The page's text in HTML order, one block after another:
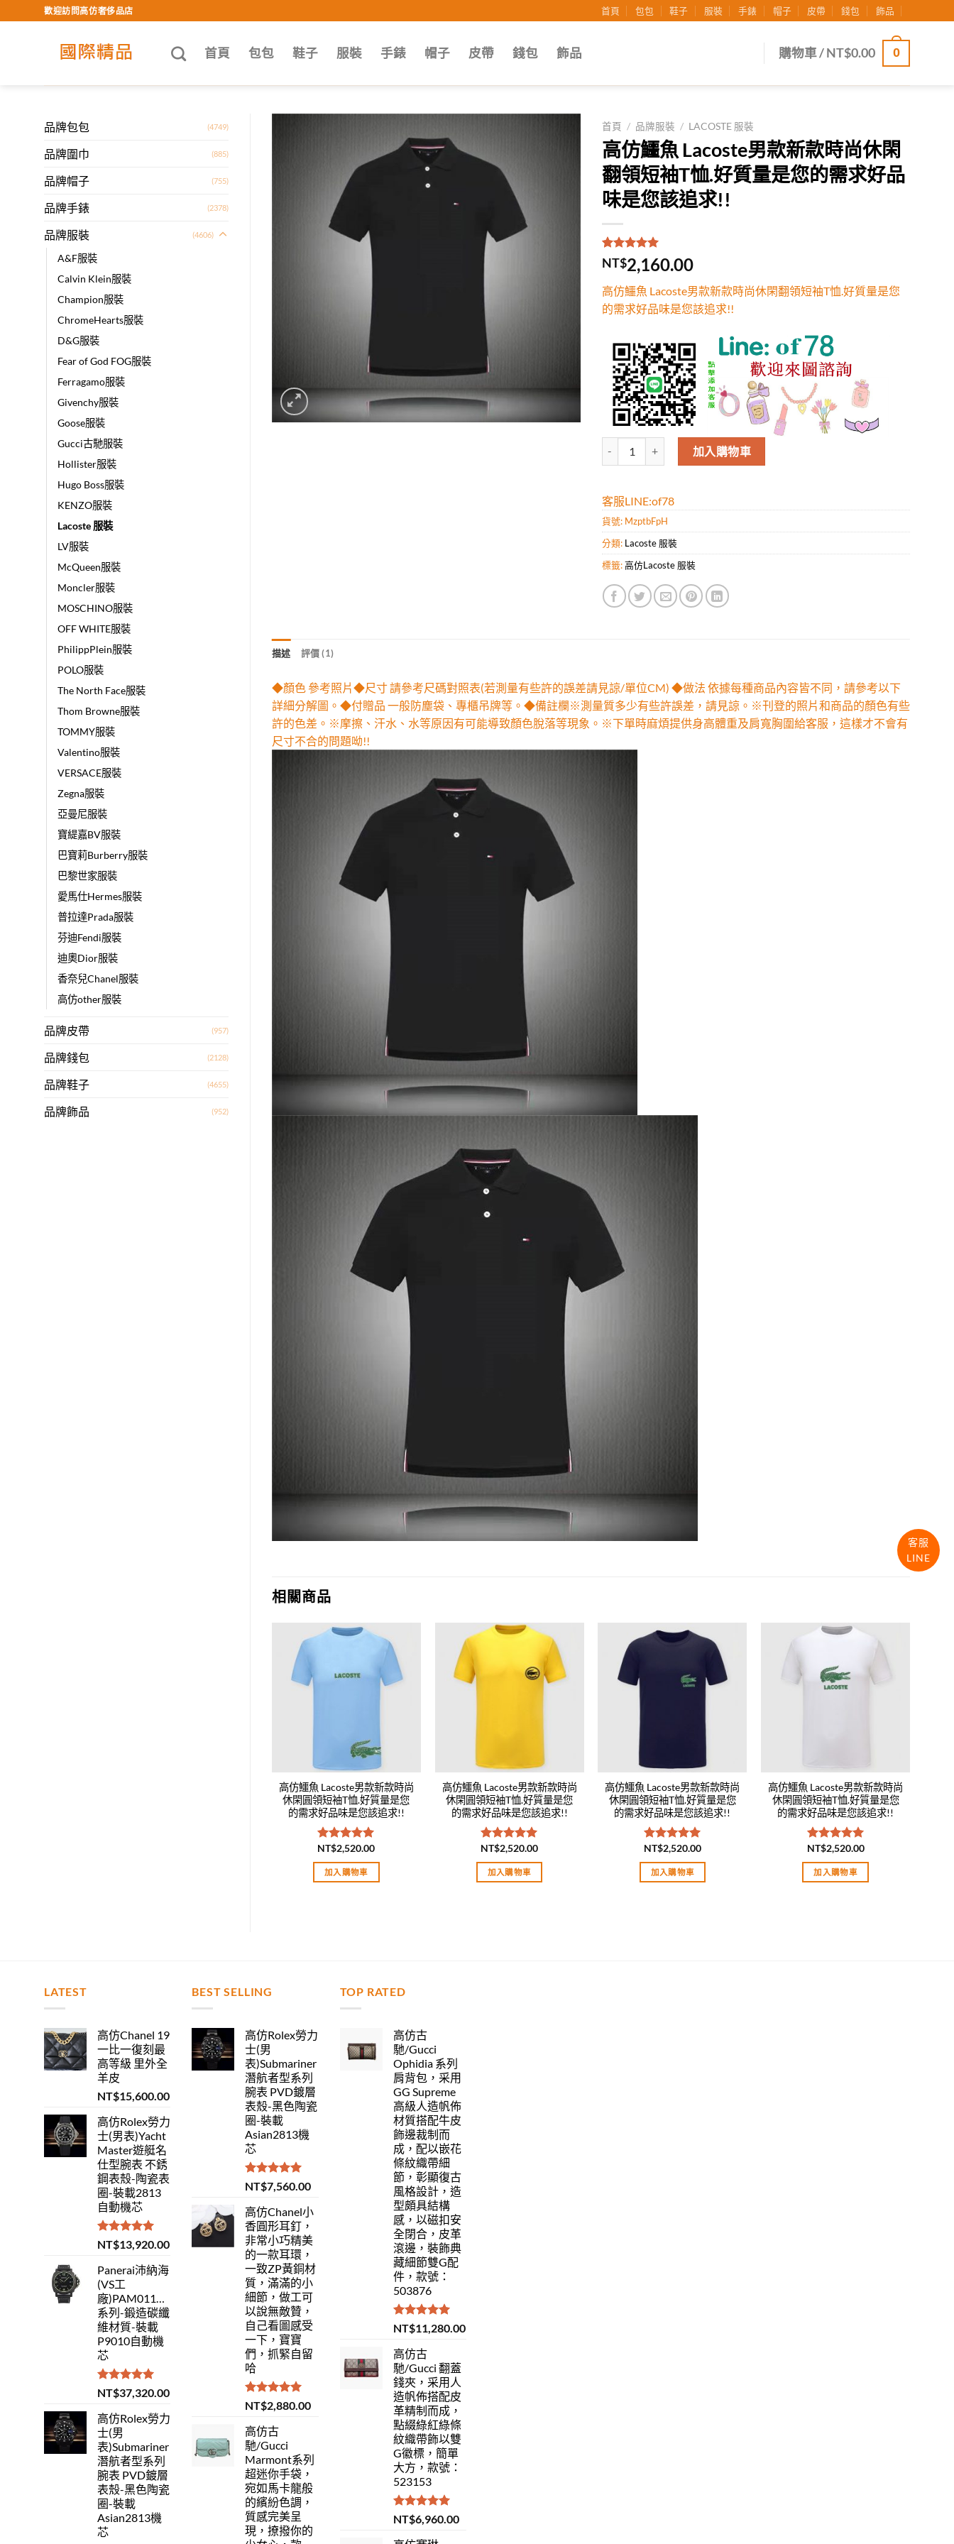
to
歡迎訪問高仿奢侈品店 首頁 包包 鞋子 服裝 手錶 帽子 皮帶 錢包 飾品
首頁 包包 鞋子 服裝 手錶 帽子 皮帶 錢包 飾品 購物車 /NT$0.00 0
品牌包包 (4749)
品牌圍巾 (885)
品牌帽子 (755)
品牌手錶 (2378)
品牌服裝 (4606)
A&F服裝
Calvin Klein服裝
Champion服裝
ChromeHearts服裝
D&G服裝
Fear of God FOG服裝
Ferragamo服裝
Givenchy服裝
Goose服裝
Gucci古馳服裝
Hollister服裝
Hugo Boss服裝
KENZO服裝
Lacoste 服裝
LV服裝
McQueen服裝
Moncler服裝
MOSCHINO服裝
OFF WHITE服裝
PhilippPlein服裝
POLO服裝
The North Face服裝
Thom Browne服裝
TOMMY服裝
Valentino服裝
VERSACE服裝
Zegna服裝
亞曼尼服裝
寶緹嘉BV服裝
巴寶莉Burberry服裝
巴黎世家服裝
愛馬仕Hermes服裝
普拉達Prada服裝
芬迪Fendi服裝
迪奧Dior服裝
香奈兒Chanel服裝
高仿other服裝
品牌皮帶 (957)
品牌錢包 (2128)
品牌鞋子 (4655)
品牌飾品 (952)
首頁 / 品牌服裝 / LACOSTE 服裝
高仿鱷魚 Lacoste男款新款時尚休閑
翻領短袖T恤.好質量是您的需求好品
味是您該追求!!
評分5.00 /
5，已有
1
位
分
NT$2,160.00
高仿鱷魚 Lacoste男款新款時尚休閑翻領短袖T恤.好質量是您
的需求好品味是您該追求!!
高仿鱷魚 Lacoste男款新款時尚休閑翻領短袖T恤.好質量是您的需求好品味是您
加入購物車
客服LINE:of78
貨號: MzptbFpH
分類: Lacoste 服裝
標籤:高仿Lacoste 服裝
描述 評價 (1)
◆顏色 參考照片◆尺寸 請參考尺碼對照表(若測量有些許的誤差請見諒/單位CM) ◆做法 依據每種商品內容皆不同，請參考以下
詳細分解圖。◆付贈品 一般防塵袋、專櫃吊牌等。◆備註欄※測量質多少有些許誤差，請見諒。※刊登的照片和商品的顏色有些
許的色差。※摩擦、汗水、水等原因有可能導致顏色脫落等現象。※下單時麻煩提供身高體重及肩寬胸圍給客服，這樣才不會有
尺寸不合的問題呦!!
相關商品
Add to
wishlist
高仿鱷魚 Lacoste男款新款時尚
休閑圓領短袖T恤.好質量是您
的需求好品味是您該追求!!
評分5.00
滿分 5
NT$2,520.00
加入購物車
Add to
wishlist
高仿鱷魚 Lacoste男款新款時尚
休閑圓領短袖T恤.好質量是您
的需求好品味是您該追求!!
評分5.00
滿分 5
NT$2,520.00
加入購物車
Add to
wishlist
高仿鱷魚 Lacoste男款新款時尚
休閑圓領短袖T恤.好質量是您
的需求好品味是您該追求!!
評分5.00
滿分 5
NT$2,520.00
加入購物車
高仿鱷魚 Lacoste男款新款時尚
休閑圓領短袖T恤.好質量是您
的需求好品味是您該追求!!
評分5.00
滿分 5
NT$2,520.00
加入購物車
LATEST
高仿Chanel 19
一比一復刻最
高等級 里外全
羊皮
NT$15,600.00
高仿Rolex勞力
士(男表)Yacht
Master遊艇名
仕型腕表 不銹
鋼表殼-陶瓷表
圈-裝載2813
自動機芯
評分5.00
滿分 5
NT$13,920.00
Panerai沛納海
(VS工
廠)PAM01118Luminor
系列-鍛造碳纖
維材質-裝載
P9010自動機
芯
評分5.00
滿分 5
NT$37,320.00
高仿Rolex勞力
士(男
表)Submariner
潛航者型系列
腕表 PVD鍍層
表殼-黑色陶瓷
圈-裝載
Asian2813機
芯
BEST SELLING
高仿Rolex勞力
士(男
表)Submariner
潛航者型系列
腕表 PVD鍍層
表殼-黑色陶瓷
圈-裝載
Asian2813機
芯
評分 5.00
滿分 5
NT$7,560.00
高仿Chanel小
香圓形耳釘，
非常小巧精美
的一款耳環，
一致ZP黃銅材
質，滿滿的小
細節，做工可
以說無敵贊，
自己看圖感受
一下，寶寶
們，抓緊自留
哈
評分 5.00
滿分 5
NT$2,880.00
高仿古
馳/Gucci
Marmont系列
超迷你手袋，
宛如馬卡龍般
的繽紛色調，
質感完美呈
現，撩撥你的
TOP RATED
高仿古
馳/Gucci
Ophidia 系列
肩背包，采用
GG Supreme
高級人造帆佈
材質搭配牛皮
飾邊裁制而
成，配以嵌花
條紋織帶細
節，彰顯復古
風格設計，造
型頗具結構
感，以磁扣安
全閉合，皮革
滾邊，裝飾典
藏細節雙G配
件，款號：
503876
評分5.00
滿分 5
NT$11,280.00
高仿古
馳/Gucci 翻蓋
錢夾，采用人
造帆佈搭配皮
革精制而成，
點綴綠紅綠條
紋織帶飾以雙
G徽標，簡單
大方，款號：
523153
評分5.00
滿分 5
NT$6,960.00
客服
LINE